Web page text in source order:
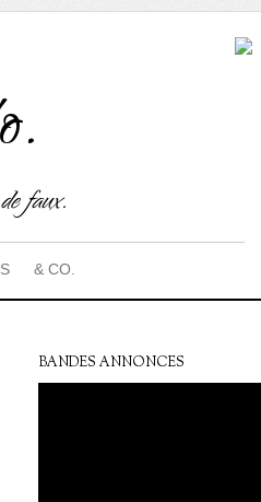
faux.
& CO.
BANDES ANNONCES